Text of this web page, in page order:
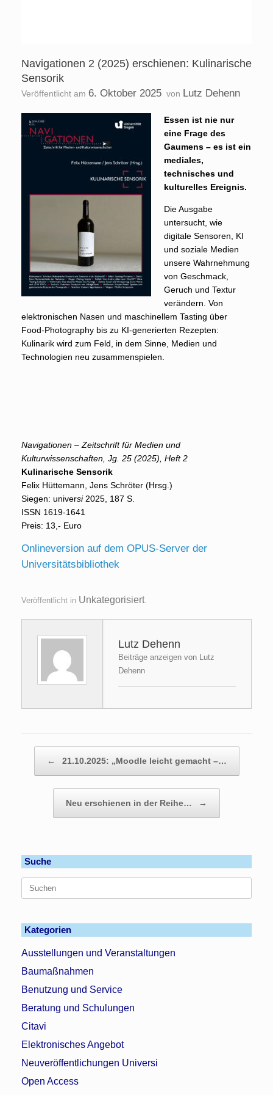
Navigationen 2 (2025) erschienen: Kulinarische
Sensorik
Veröffentlicht am 6. Oktober 2025 von Lutz Dehenn
Essen ist nie nur
eine Frage des
Gaumens – es ist ein
mediales,
technisches und
kulturelles Ereignis.
Die Ausgabe
untersucht, wie
digitale Sensoren, KI
und soziale Medien
unsere Wahrnehmung
von Geschmack,
Geruch und Textur
verändern. Von
elektronischen Nasen und maschinellem Tasting über
Food-Photography bis zu KI-generierten Rezepten:
Kulinarik wird zum Feld, in dem Sinne, Medien und
Technologien neu zusammenspielen.
Navigationen – Zeitschrift für Medien und
Kulturwissenschaften, Jg. 25 (2025), Heft 2
Kulinarische Sensorik
Felix Hüttemann, Jens Schröter (Hrsg.)
Siegen: universi2025, 187 S.
ISSN 1619-1641
Preis: 13,- Euro
Onlineversion auf dem OPUS-Server der
Universitätsbibliothek
Veröffentlicht in Unkategorisiert.
Lutz Dehenn
Beiträge anzeigen von Lutz
Dehenn
← 21.10.2025: „Moodle leicht gemacht –…
Neu erschienen in der Reihe… →
Suche
nach:
Kategorien
Ausstellungen und Veranstaltungen
Baumaßnahmen
Benutzung und Service
Beratung und Schulungen
Citavi
Elektronisches Angebot
Neuveröffentlichungen Universi
Open Access